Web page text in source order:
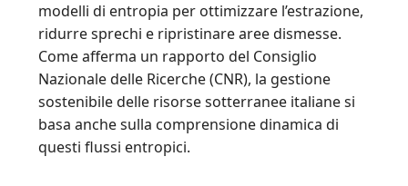
modelli di entropia per ottimizzare l’estrazione,
ridurre sprechi e ripristinare aree dismesse.
Come afferma un rapporto del Consiglio
Nazionale delle Ricerche (CNR), la gestione
sostenibile delle risorse sotterranee italiane si
basa anche sulla comprensione dinamica di
questi flussi entropici.